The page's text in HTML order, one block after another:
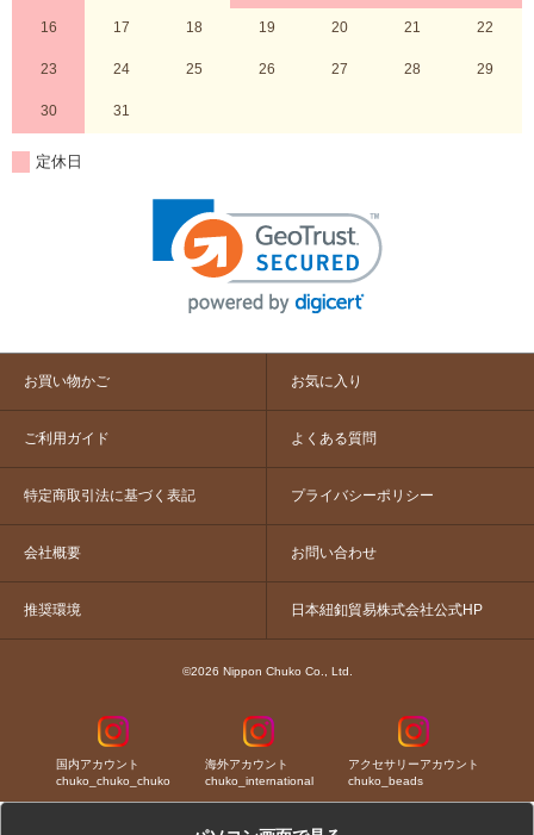
16 17 18 19 20 21 22
23 24 25 26 27 28 29
30 31
定休日
お買い物かご お気に入り
ご利用ガイド よくある質問
特定商取引法に基づく表記 プライバシーポリシー
会社概要 お問い合わせ
推奨環境 日本紐釦貿易株式会社公式HP
©2026 Nippon Chuko Co., Ltd.
国内アカウント
chuko_chuko_chuko
海外アカウント
chuko_international
アクセサリーアカウント
chuko_beads